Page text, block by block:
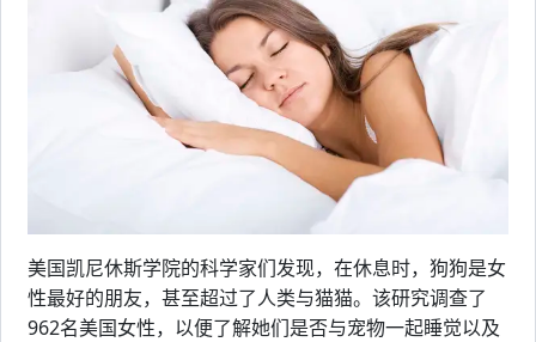
美国凯尼休斯学院的科学家们发现，在休息时，狗狗是女
性最好的朋友，甚至超过了人类与猫猫。该研究调查了
962名美国女性，以便了解她们是否与宠物一起睡觉以及